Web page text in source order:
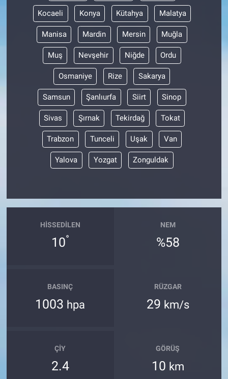
Kocaeli Konya Kütahya Malatya
Manisa Mardin Mersin Muğla
Muş Nevşehir Niğde Ordu
Osmaniye Rize Sakarya
Samsun Şanlıurfa Siirt Sinop
Sivas Şırnak Tekirdağ Tokat
Trabzon Tunceli Uşak Van
Yalova Yozgat Zonguldak
HISSEDILEN
10°
NEM
%58
BASINÇ
1003 hpa
RÜZGAR
29 km/s
ÇIY
2.4
GÖRÜŞ
10 km